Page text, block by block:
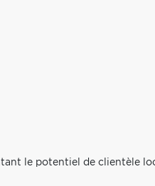
le potentiel de clientèle